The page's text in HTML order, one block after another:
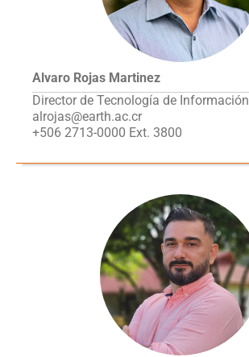
Alvaro Rojas Martinez
Director de Tecnología de Información
alrojas@earth.ac.cr
+506 2713-0000 Ext. 3800